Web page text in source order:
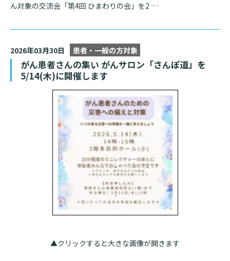
ん対象の交流会「第4回 ひまわりの会」を2 …
2026年03月30日 患者・一般の方対象
がん患者さんの集い がんサロン「さんぽ道」を
5/14(木)に開催します
▲クリックすると大きな画像が開きます